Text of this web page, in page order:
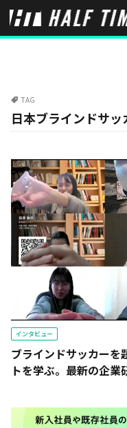
TAG
日本ブラインドサッ
インタビュー
ブラインドサッカーを
トを学ぶ。最新の企業